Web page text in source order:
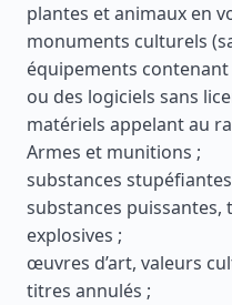
plantes et animaux en
monuments culturels
équipements
ou des logiciels sans
matériels appelant au
Armes et munitions ;
substances
substances puissantes,
explosives ;
œuvres d’art, valeurs
titres annulés ;